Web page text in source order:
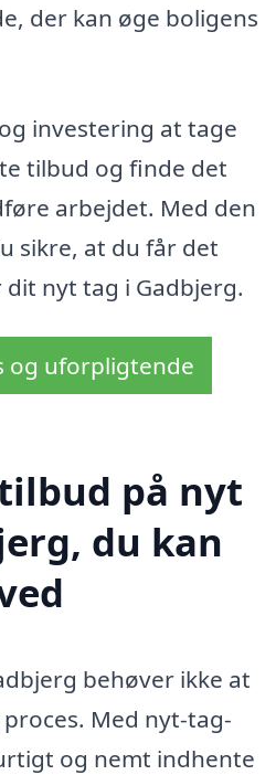
der kan øge boligens
investering at tage
tilbud og finde det
arbejdet. Med den
sikre, at du får det
nyt tag i Gadbjerg.
og uforpligtende
på nyt
du kan
behøver ikke at
Med nyt-tag-
og nemt indhente